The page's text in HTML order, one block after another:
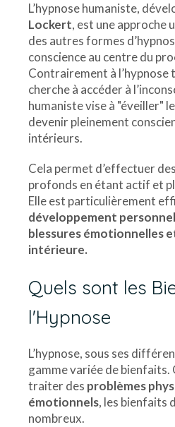
L’hypnose humaniste,
Lockert, est une approche
des autres formes
conscience au centre du
Contrairement à l’hypnose
cherche à accéder à
humaniste vise à "éveiller"
devenir pleinement
intérieurs.
Cela permet d’effectuer
profonds en étant actif et
Elle est particulièrement
développement
blessures émotionnelles
intérieure.
Quels sont les
l'Hypnose
L’hypnose, sous ses
gamme variée de bienfaits.
traiter des problèmes
émotionnels, les bienfaits
nombreux.